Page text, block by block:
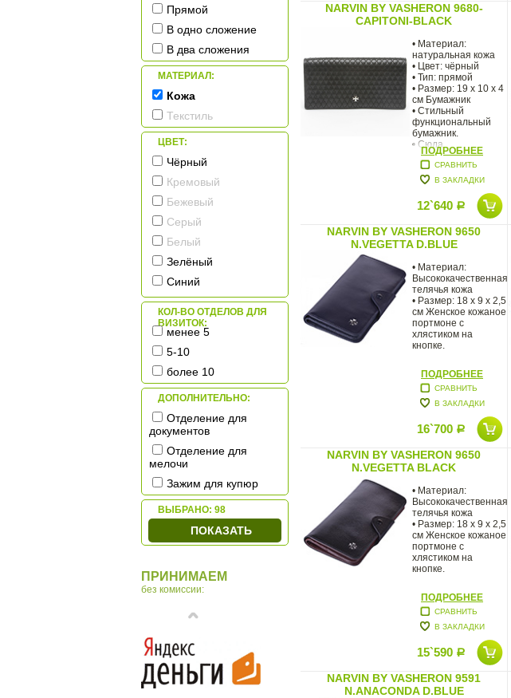
Pellecon
Petek
Piquadro
Porsche Design
Sergio Belotti
Tonino Lamborghini
Tuscany Leather
Макей
Прямой
В одно сложение
В два сложения
МАТЕРИАЛ:
Кожа
Текстиль
ЦВЕТ:
Чёрный
Кремовый
Бежевый
Серый
Белый
Зелёный
Синий
Красный/Бордовый
Коричневый
КОЛ-ВО ОТДЕЛОВ ДЛЯ
ВИЗИТОК:
менее 5
5-10
более 10
ДОПОЛНИТЕЛЬНО:
Отделение для
документов
Отделение для
мелочи
Зажим для купюр
ВЫБРАНО: 98
ПОКАЗАТЬ
ПРИНИМАЕМ
без комиссии:
NARVIN BY VASHERON 9680-
CAPITONI-BLACK
• Материал:
натуральная кожа
• Цвет: чёрный
• Тип: прямой
• Размер: 19 х 10 х 4
см Бумажник
• Стильный
функциональный
бумажник.
• Сюда
ПОДРОБНЕЕ
СРАВНИТЬ
В ЗАКЛАДКИ
12`640 Р
NARVIN BY VASHERON 9650
N.VEGETTA D.BLUE
• Материал:
Высококачественная
телячья кожа
• Размер: 18 х 9 х 2,5
см Женское кожаное
портмоне с
хлястиком на
кнопке.
ПОДРОБНЕЕ
СРАВНИТЬ
В ЗАКЛАДКИ
16`700 Р
NARVIN BY VASHERON 9650
N.VEGETTA BLACK
• Материал:
Высококачественная
телячья кожа
• Размер: 18 х 9 х 2,5
см Женское кожаное
портмоне с
хлястиком на
кнопке.
ПОДРОБНЕЕ
СРАВНИТЬ
В ЗАКЛАДКИ
15`590 Р
NARVIN BY VASHERON 9591
N.ANACONDA D.BLUE